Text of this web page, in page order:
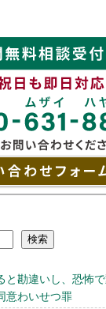
検索
と勘違いし、恐怖
意わいせつ罪